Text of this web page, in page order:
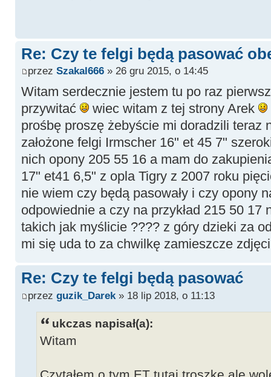
Re: Czy te felgi będą pasować
przez Szakal666» 26 gru 2015, o 14:45
Witam serdecznie jestem tu po raz
przywitać
wiec witam z tej strony Arek
prośbę proszę żebyście mi doradzili teraz
założone felgi Irmscher 16" et 45 7"
nich opony 205 55 16 a mam do
17" et41 6,5" z opla Tigry z 2007 roku
nie wiem czy będą pasowały i czy opony
odpowiednie a czy na przykład 215 50 17
takich jak myślicie ???? z góry dzieki za
mi się uda to za chwilkę zamieszcze
Re: Czy te felgi będą pasować
przez guzik_Darek» 18 lip 2018, o 11:13
ukczas napisał(a):
Witam